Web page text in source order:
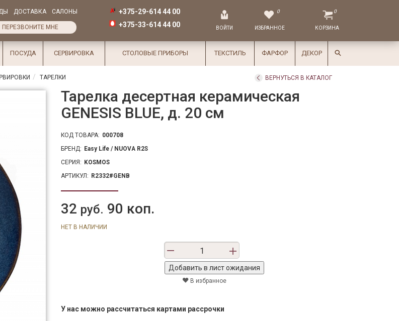
ДОСТАВКА САЛОНЫ
ПЕРЕЗВОНИТЕ МНЕ
+375-29-614 44 00
+375-33-614 44 00
ВОЙТИ
0
ИЗБРАННОЕ
0
КОРЗИНА
ПОСУДА СЕРВИРОВКА СТОЛОВЫЕ ПРИБОРЫ ТЕКСТИЛЬ ФАРФОР ДЕКОР
ТАРЕЛКИ ВЕРНУТЬСЯ В КАТАЛОГ
Тарелка десертная керамическая
GENESIS BLUE, д. 20 см
КОД ТОВАРА: 000708
БРЕНД: Easy Life / NUOVA R2S
СЕРИЯ: KOSMOS
АРТИКУЛ: R2332#GENB
32 руб. 90 коп.
НЕТ В НАЛИЧИИ
В избранное
У нас можно рассчитаться картами рассрочки